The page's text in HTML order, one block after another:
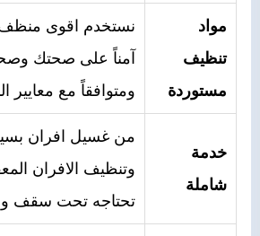
مواد
تنظيف
مستوردة
نستخدم اقوى منظف
آمناً على صحتك
ومتوافقاً مع معايير
خدمة
شاملة
من غسيل افران
وتنظيف الافران
تحتاجه تحت سقف